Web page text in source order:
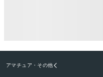
アマチュア・その他